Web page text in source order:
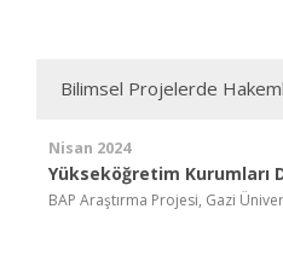
Bilimsel Projelerde
Nisan 2024
Yükseköğretim Kurumları
BAP Araştırma Projesi, Gazi